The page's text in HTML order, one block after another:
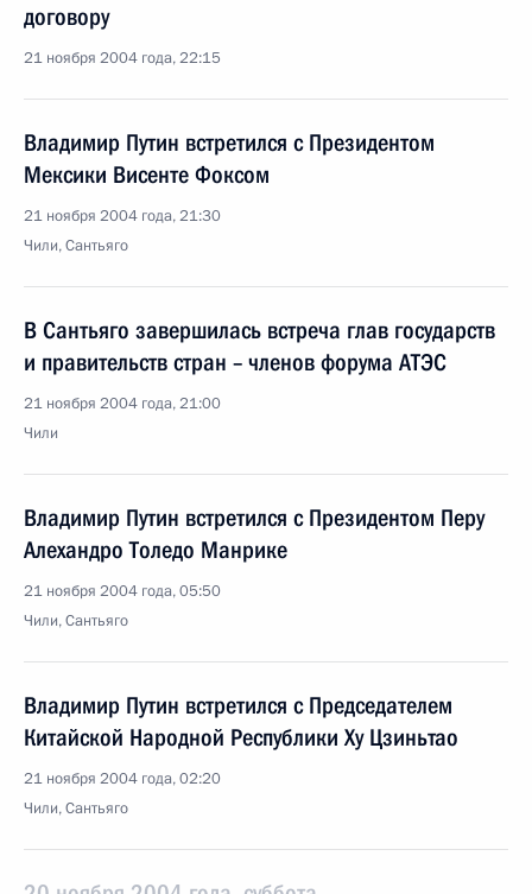
договору
21 ноября 2004 года, 22:15
Владимир Путин встретился с Президентом
Мексики Висенте Фоксом
21 ноября 2004 года, 21:30
Чили, Сантьяго
В Сантьяго завершилась встреча глав государств
и правительств стран – членов форума АТЭС
21 ноября 2004 года, 21:00
Чили
Владимир Путин встретился с Президентом Перу
Алехандро Толедо Манрике
21 ноября 2004 года, 05:50
Чили, Сантьяго
Владимир Путин встретился с Председателем
Китайской Народной Республики Ху Цзиньтао
21 ноября 2004 года, 02:20
Чили, Сантьяго